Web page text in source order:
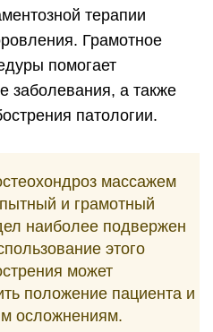
терапии
Грамотное
помогает
заболевания, а также
патологии.
массажем
и грамотный
наиболее подвержен
этого
может
положение пациента и
осложнениям.